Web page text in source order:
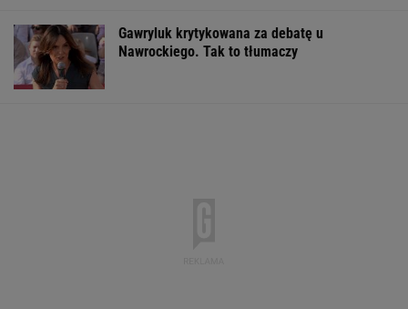
Gawryluk krytykowana za debatę u
Nawrockiego. Tak to tłumaczy